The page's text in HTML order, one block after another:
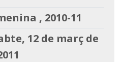
, 2010-11
12 de març de